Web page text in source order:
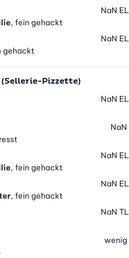
, fein gehackt
NaN EL
gehackt
NaN EL
Pizzette)
NaN EL
NaN
, fein gehackt
NaN EL
, fein gehackt
NaN EL
NaN TL
wenig